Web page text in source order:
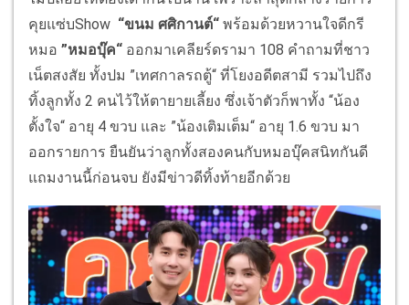
คุยแซ่บShow “ขนม ศศิกานต์“ พร้อมด้วยหวานใจดีกรี
หมอ ”หมอบุ๊ค“ ออกมาเคลียร์ดรามา 108 คำถามที่ชาว
เน็ตสงสัย ทั้งปม ”เทศกาลรถตู้“ ที่โยงอดีตสามี รวมไปถึง
ทิ้งลูกทั้ง 2 คนไว้ให้ตายายเลี้ยง ซึ่งเจ้าตัวก็พาทั้ง “น้อง
ตั้งใจ“ อายุ 4 ขวบ และ ”น้องเติมเต็ม“ อายุ 1.6 ขวบ มา
ออกรายการ ยืนยันว่าลูกทั้งสองคนกับหมอบุ๊คสนิทกันดี
แถมงานนี้ก่อนจบ ยังมีข่าวดีทิ้งท้ายอีกด้วย